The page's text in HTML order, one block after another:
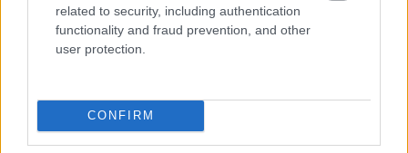
related to security, including authentication
functionality and fraud prevention, and other
user protection.
CONFIRM
Nosaukti nāvējošākie
automobiļi uz ceļiem:
turam īkšķus, lai
VIDEO.“Cilvēku
medības” Hersonā: